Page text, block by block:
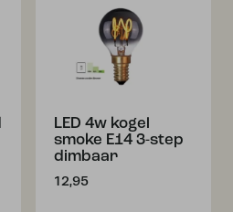
LED 4w kogel
smoke E14 3-step
dimbaar
12,95